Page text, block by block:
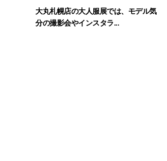
大丸札幌店の大人服展では、モデル気
分の撮影会やインスタラ...